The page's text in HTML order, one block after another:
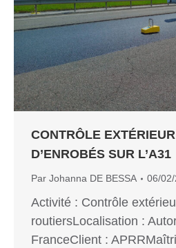
CONTRÔLE
D’ENROBÉS SUR L’A31
Par Johanna DE BESSA 06/
Activité : Contrôle
routiersLocalisation :
FranceClient :